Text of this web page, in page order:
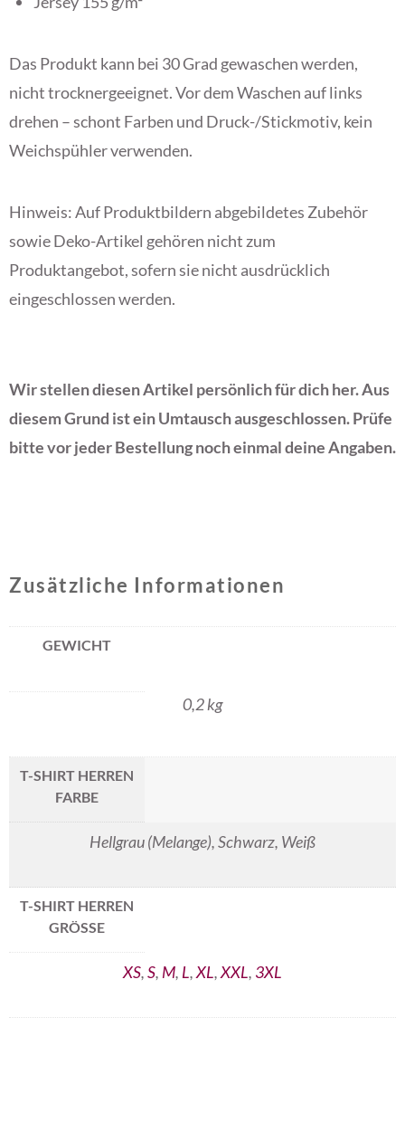
Das Produkt kann bei 30 Grad gewaschen werden,
nicht trocknergeeignet. Vor dem Waschen auf links
drehen – schont Farben und Druck-/Stickmotiv, kein
Weichspühler verwenden.
Hinweis: Auf Produktbildern abgebildetes Zubehör
sowie Deko-Artikel gehören nicht zum
Produktangebot, sofern sie nicht ausdrücklich
eingeschlossen werden.
Wir stellen diesen Artikel persönlich für dich her. Aus
diesem Grund ist ein Umtausch ausgeschlossen. Prüfe
bitte vor jeder Bestellung noch einmal deine Angaben.
Zusätzliche Informationen
GEWICHT
0,2 kg
T-SHIRT HERREN
FARBE
Hellgrau (Melange), Schwarz, Weiß
T-SHIRT HERREN
GRÖSSE
XS,S, M, L,XL,XXL, 3XL